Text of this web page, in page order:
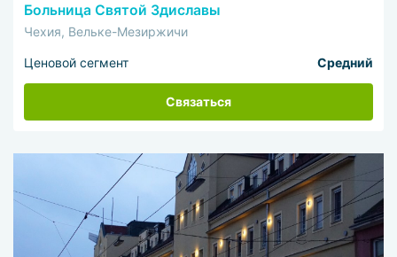
Больница Святой Здиславы
Чехия, Вельке-Мезиржичи
Ценовой сегмент Средний
Связаться